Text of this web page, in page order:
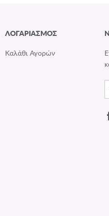
ΛΟΓΑΡΙΑΣΜΟΣ
Καλάθι Αγορών